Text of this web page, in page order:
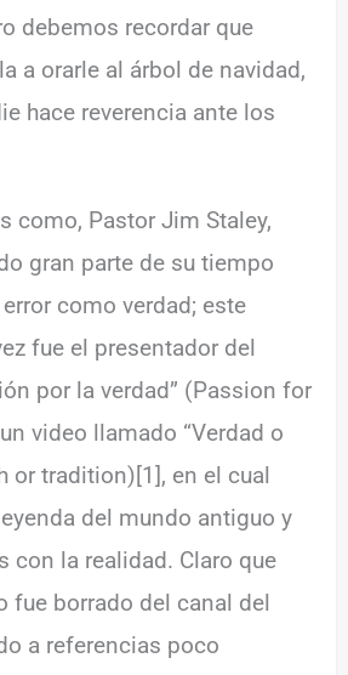
debemos recordar que
a orarle al árbol de navidad,
hace reverencia ante los
como, Pastor Jim Staley,
gran parte de su tiempo
como verdad; este
fue el presentador del
por la verdad” (Passion for
video llamado “Verdad o
or tradition)[1], en el cual
del mundo antiguo y
con la realidad. Claro que
fue borrado del canal del
a referencias poco